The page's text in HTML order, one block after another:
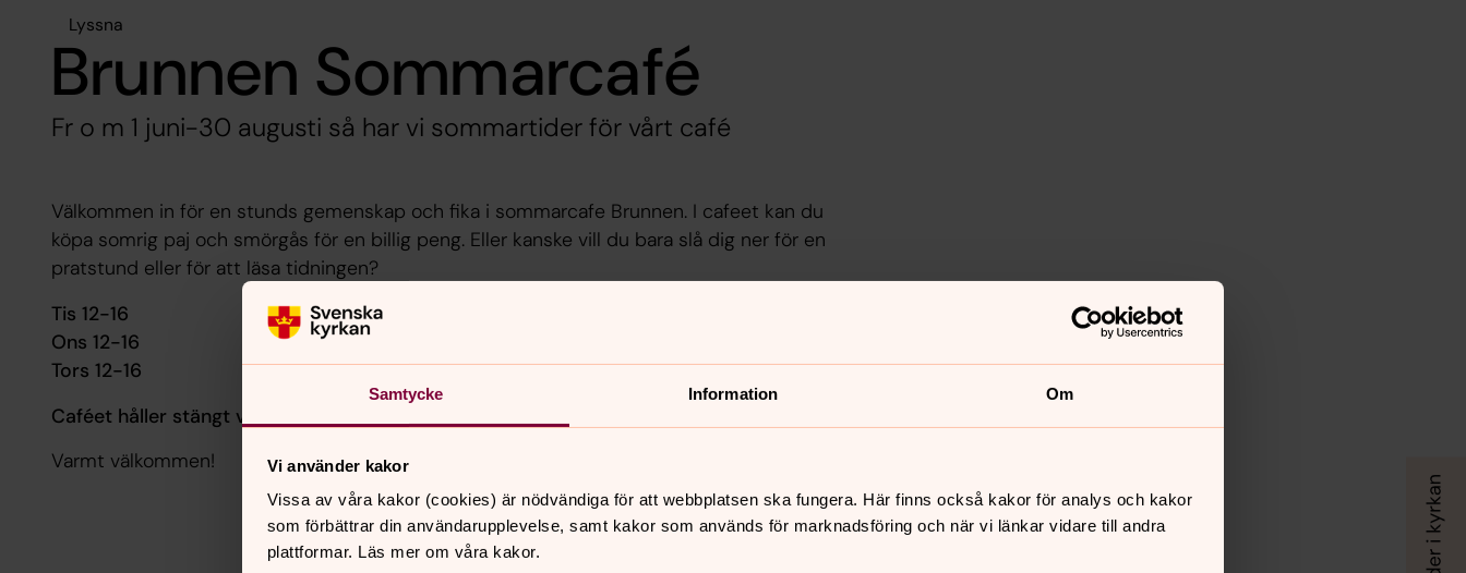
Samtycke Information Om
Vi använder kakor
Vissa av våra kakor (cookies) är nödvändiga för att webbplatsen ska fungera. Här finns också kakor för analys och kakor
som förbättrar din användarupplevelse, samt kakor som används för marknadsföring och när vi länkar vidare till andra
plattformar. Läs mer om våra kakor.
Lyssna
Brunnen Sommarcafé
Fr o m 1 juni-30 augusti så har vi sommartider för vårt café
Välkommen in för en stunds gemenskap och fika i sommarcafe Brunnen. I cafeet kan du
köpa somrig paj och smörgås för en billig peng. Eller kanske vill du bara slå dig ner för en
pratstund eller för att läsa tidningen?
Tis 12-16
Ons 12-16
Tors 12-16
Caféet håller stängt v. 29-33.
Varmt välkommen!